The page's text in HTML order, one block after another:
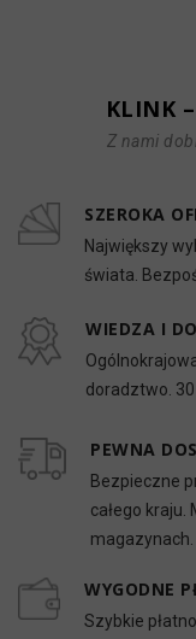
KLINK
Z nami
SZEROKA
Największy
świata.
WIEDZA I
doradztwo. 30
PEWNA
Bezpieczne
całego
magazynach.
WYGODNE
Szybkie